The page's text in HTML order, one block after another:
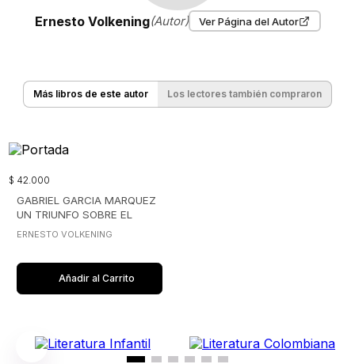
Ernesto Volkening(Autor) Ver Página del Autor
Más libros de este autor Los lectores también compraron
$ 42.000
GABRIEL GARCIA MARQUEZ
UN TRIUNFO SOBRE EL
OLVIDO
ERNESTO VOLKENING
Añadir al Carrito